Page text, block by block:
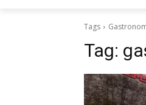
Tags
Tag: